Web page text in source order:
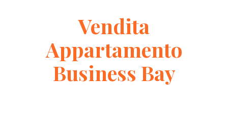
Vendita
Appartamento
Business Bay